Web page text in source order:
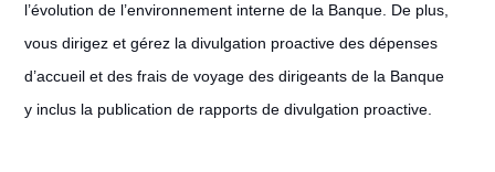
l’évolution de l’environnement interne de la Banque. De plus,
vous dirigez et gérez la divulgation proactive des dépenses
d’accueil et des frais de voyage des dirigeants de la Banque
y inclus la publication de rapports de divulgation proactive.